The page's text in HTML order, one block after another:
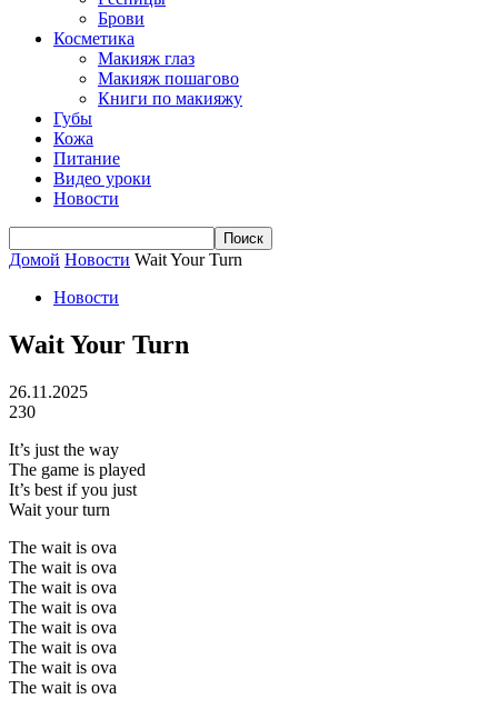
Брови
Косметика
Макияж глаз
Макияж пошагово
Книги по макияжу
Губы
Кожа
Питание
Видео уроки
Новости
Домой Новости Wait Your Turn
Новости
Wait Your Turn
26.11.2025
230
It’s just the way
The game is played
It’s best if you just
Wait your turn
The wait is ova
The wait is ova
The wait is ova
The wait is ova
The wait is ova
The wait is ova
The wait is ova
The wait is ova